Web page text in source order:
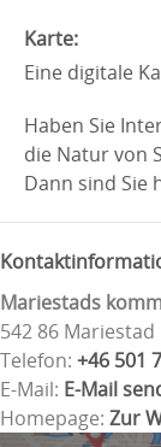
Karte:
Eine digitale
Haben Sie
die Natur von
Dann sind Sie
Mariestads
542 86 Mariestad
Telefon: +46 501
E-Mail: E-Mail
Homepage: Zur